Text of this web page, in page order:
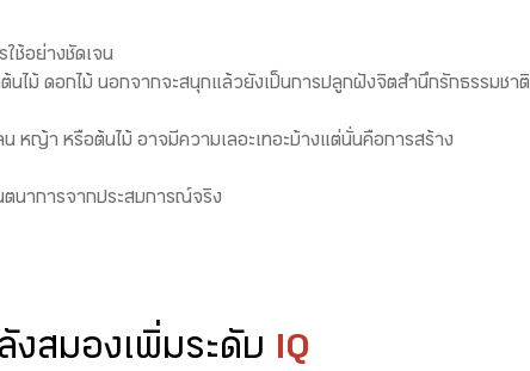
ใช้อย่างชัดเจน
นไม้ ดอกไม้ นอกจากจะสนุกแล้วยังเป็นการปลูกฝังจิตสำนึกรักธรรมชาติ
น หญ้า หรือต้นไม้ อาจมีความเลอะเทอะบ้างแต่นั่นคือการสร้าง
ตนาการจากประสบการณ์จริง
งสมองเพิ่มระดับ IQ